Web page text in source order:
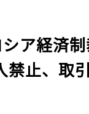
シア経済
禁止、取